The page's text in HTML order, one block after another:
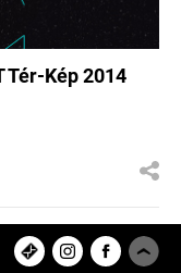
Tér-Kép 2014